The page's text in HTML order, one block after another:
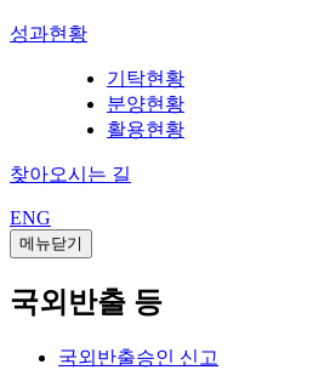
성과현황
기탁현황
분양현황
활용현황
찾아오시는 길
ENG
메뉴닫기
국외반출 등
국외반출승인 신고